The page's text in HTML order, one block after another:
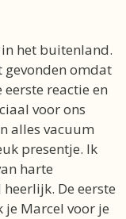
het buitenland.
gevonden omdat
eerste reactie en
voor ons
alles vacuum
presentje. Ik
harte
De eerste
je Marcel voor je